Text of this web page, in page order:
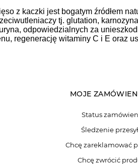
z kaczki jest bogatym źródłem
tj. glutation,
odpowiedzialnych za
regenerację witaminy C i E oraz
MOJE
Status
Śledzenie
Chcę zareklamować
Chcę zwrócić